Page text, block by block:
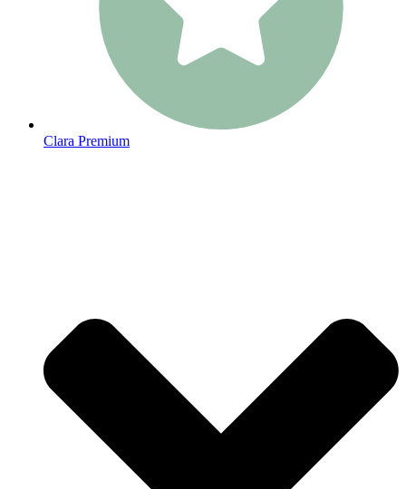
Clara Premium